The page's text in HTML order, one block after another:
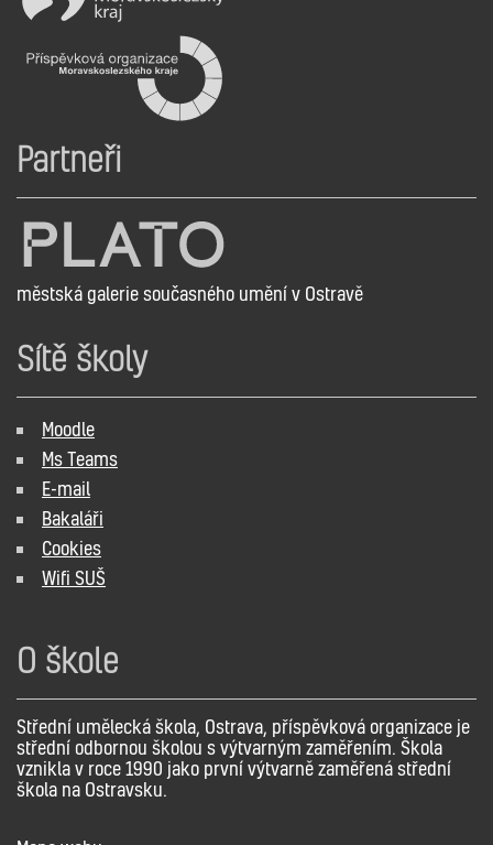
Partneři
městská galerie současného umění v Ostravě
Sítě školy
Moodle
Ms Teams
E-mail
Bakaláři
Cookies
Wifi SUŠ
O škole
Střední umělecká škola, Ostrava, příspěvková organizace je
střední odbornou školou s výtvarným zaměřením. Škola
vznikla v roce 1990 jako první výtvarně zaměřená střední
škola na Ostravsku.